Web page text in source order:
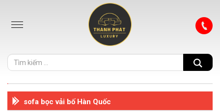
sofa bọc vải bố Hàn Quốc